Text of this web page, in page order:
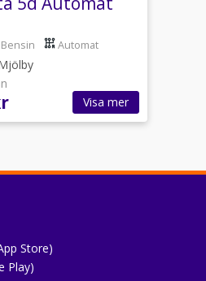
Bensin Automat
Visa mer
Store)
Play)